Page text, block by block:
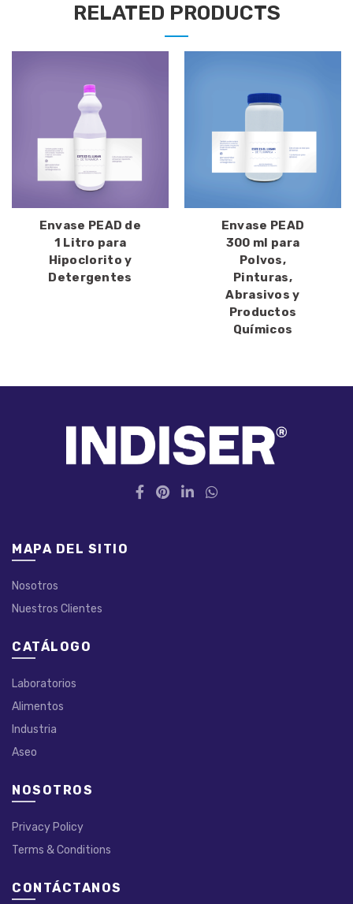
RELATED PRODUCTS
Envase PEAD de
1 Litro para
Hipoclorito y
Detergentes
Envase PEAD
300 ml para
Polvos,
Pinturas,
Abrasivos y
Productos
Químicos
MAPA DEL SITIO
Nosotros
Nuestros Clientes
CATÁLOGO
Laboratorios
Alimentos
Industria
Aseo
NOSOTROS
Privacy Policy
Terms & Conditions
CONTÁCTANOS